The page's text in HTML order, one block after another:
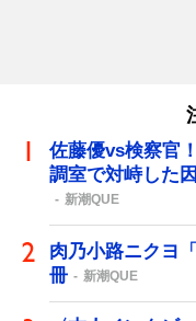
佐藤優vs検察官
調室で対峙した
新潮QUE
肉乃小路ニクヨ
冊
新潮QUE